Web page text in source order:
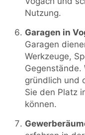
Nutzung.
Garagen in
Garagen
Werkzeuge,
Gegenstände.
gründlich und
Sie den Platz
können.